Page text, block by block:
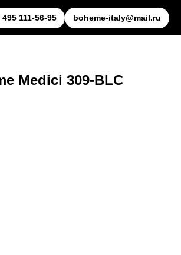
495 111-56-95 boheme-italy@mail.ru
Medici 309-BLC